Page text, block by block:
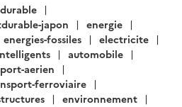
finance-verte
developpement
automobile
ferroviaire
energie
electricite
energies-fossiles
urbanisme